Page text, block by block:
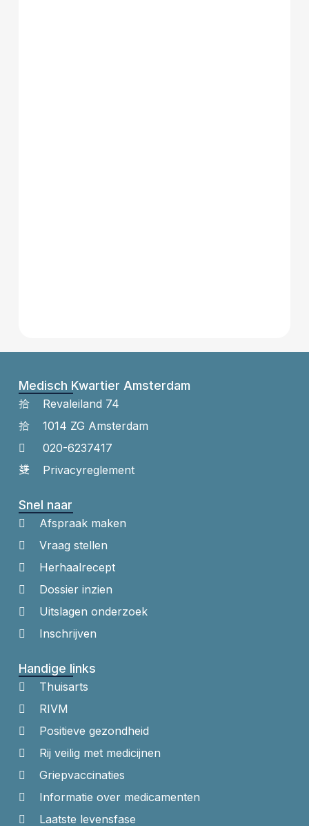
Medisch Kwartier Amsterdam
Revaleiland 74
1014 ZG Amsterdam
020-6237417
Privacyreglement
Snel naar
Afspraak maken
Vraag stellen
Herhaalrecept
Dossier inzien
Uitslagen onderzoek
Inschrijven
Handige links
Thuisarts
RIVM
Positieve gezondheid
Rij veilig met medicijnen
Griepvaccinaties
Informatie over medicamenten
Laatste levensfase